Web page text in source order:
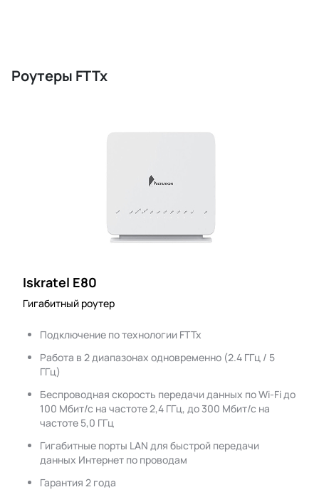
Роутеры FTTx
Iskratel E80
Гигабитный роутер
Подключение по технологии FTTx
Работа в 2 диапазонах одновременно (2.4 ГГц / 5
ГГц)
Беспроводная скорость передачи данных по Wi-Fi до
100 Мбит/с на частоте 2,4 ГГц, до 300 Мбит/с на
частоте 5,0 ГГц
Гигабитные порты LAN для быстрой передачи
данных Интернет по проводам
Гарантия 2 года